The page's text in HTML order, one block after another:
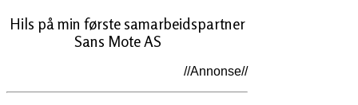
Hils på min første samarbeidspartner
Sans Mote AS
//Annonse//